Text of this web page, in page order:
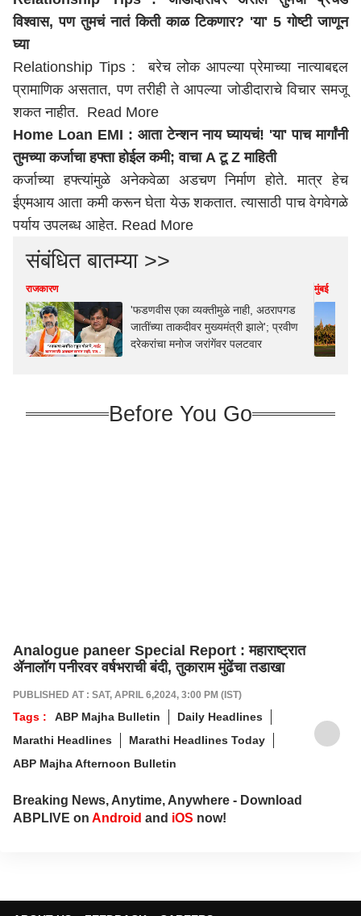
विश्वास, पण तुमचं नातं किती काळ टिकणार? 'या' 5 गोष्टी जाणून
घ्या
Relationship Tips : बरेच लोक आपल्या प्रेमाच्या नात्याबद्दल
प्रामाणिक असतात, पण तरीही ते आपल्या जोडीदाराचे विचार समजू
शकत नाहीत. Read More
Home Loan EMI : आता टेन्शन नाय घ्यायचं! 'या' पाच मार्गांनी
तुमच्या कर्जाचा हफ्ता होईल कमी; वाचा A टू Z माहिती
कर्जाच्या हफ्त्यांमुळे अनेकवेळा अडचण निर्माण होते. मात्र हेच
ईएमआय आता कमी करून घेता येऊ शकतात. त्यासाठी पाच वेगवेगळे
पर्याय उपलब्ध आहेत. Read More
संबंधित बातम्या >>
राजकारण
'फडणवीस एका व्यक्तीमुळे नाही, अठरापगड
जातींच्या ताकदीवर मुख्यमंत्री झाले'; प्रवीण
दरेकरांचा मनोज जरांगेंवर पलटवार
मुंबई
Before You Go
Analogue paneer Special Report : महाराष्ट्रात
ॲनालॉग पनीरवर वर्षभराची बंदी, तुकाराम मुंढेंचा तडाखा
PUBLISHED AT : SAT, APRIL 6,2024, 3:00 PM (IST)
Tags : ABP Majha Bulletin
Daily Headlines
Marathi Headlines
Marathi Headlines Today
ABP Majha Afternoon Bulletin
Breaking News, Anytime, Anywhere - Download
ABPLIVE on Android and iOS now!